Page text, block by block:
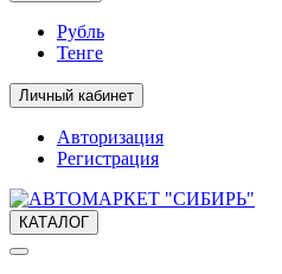
Рубль
Тенге
Личный кабинет
Авторизация
Регистрация
КАТАЛОГ